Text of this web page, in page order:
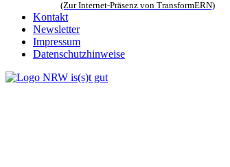
(Zur Internet-Präsenz von TransformERN)
Kontakt
Newsletter
Impressum
Datenschutzhinweise